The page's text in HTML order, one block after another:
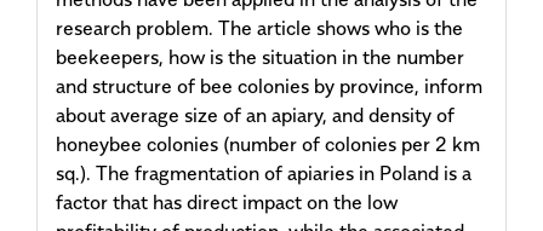
research problem. The article shows who is the
beekeepers, how is the situation in the number
and structure of bee colonies by province, inform
about average size of an apiary, and density of
honeybee colonies (number of colonies per 2 km
sq.). The fragmentation of apiaries in Poland is a
factor that has direct impact on the low